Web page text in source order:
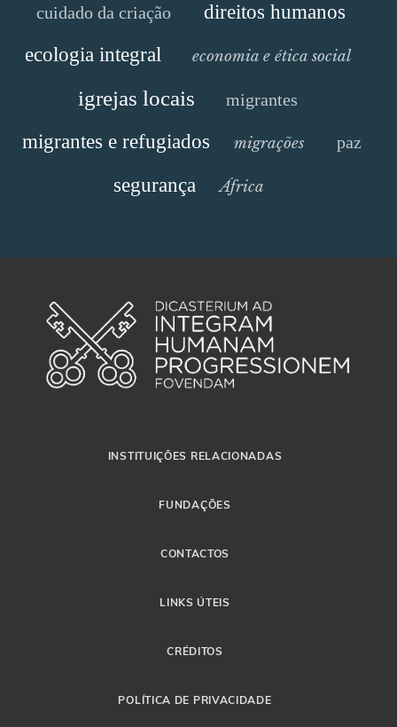
cuidado da criação
direitos humanos
ecologia integral
economia e ética social
igrejas locais migrantes
migrantes e refugiados migrações paz
segurança África
INSTITUIÇÕES RELACIONADAS
FUNDAÇÕES
CONTACTOS
LINKS ÚTEIS
CRÉDITOS
POLÍTICA DE PRIVACIDADE